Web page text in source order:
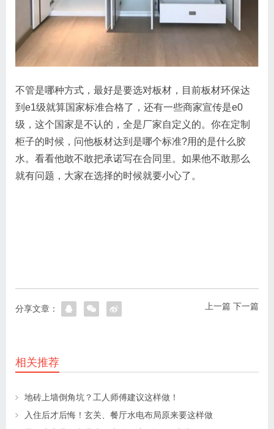
不管是哪种方式，最好是要选对板材，目前板材环保达
到e1级就算国家标准合格了，还有一些商家宣传是e0
级，这个国家是不认的，全是厂家自定义的。你在定制
柜子的时候，问他板材达到是哪个标准?用的是什么胶
水。看看他敢不敢把承诺写在合同里。如果他不敢那么
就有问题，大家在选择的时候就要小心了。
上一篇 下一篇
分享文章：
相关推荐
地砖上墙倒角坑？工人师傅建议这样做！
入住后才后悔！玄关、餐厅水电布局原来要这样做